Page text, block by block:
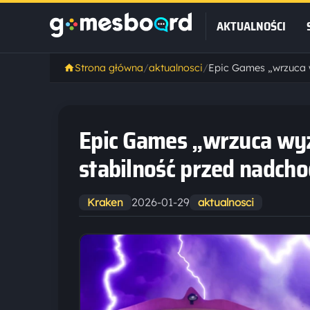
AKTUALNOŚCI
Strona główna/aktualnosci/
Epic Games „wrzuca
stabilność przed
Kraken 2026-01-29 aktualnosci